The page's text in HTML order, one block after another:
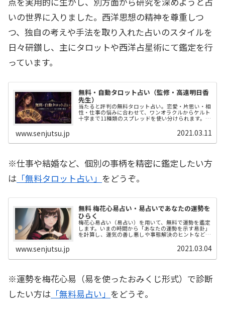
いの世界に入りました。西洋思想の精神を尊重しつ
つ、独自の考えや手法を取り入れた占いのスタイルを
日々研鑚し、主にタロットや西洋占星術にて鑑定を行
っています。
無料・自動タロット占い（監修・高遠明日香
先生）
当たると評判の無料タロット占い。恋愛・片思い・相
性・仕事の悩みに合わせて、ワンオラクルからケルト
十字まで11種類のスプレッドを使い分けられます。プ
えます。引いたカードの結果はJSONで書き出せて、
ChatGPT・Gemini・ClaudeでのAI+JSON占い（AIタ
ロット鑑定）にもそのまま使えます。
www.senjutsu.jp 2021.03.11
※仕事や結婚など、個別の事柄を精密に鑑定したい方
は 「無料タロット占い」 をどうぞ。
無料 梅花心易占い・易占いであなたの運勢を
ひらく
梅花心易占い（易占い）を用いて、無料で運勢を鑑定
します。いまの時間から「あなたの運勢を示す易卦」
を計算し、運気の善し悪しや事態解決のヒントなどを
www.senjutsu.jp 2021.03.04
※運勢を梅花心易（易を使ったおみくじ形式）で診断
したい方は 「無料易占い」 をどうぞ。